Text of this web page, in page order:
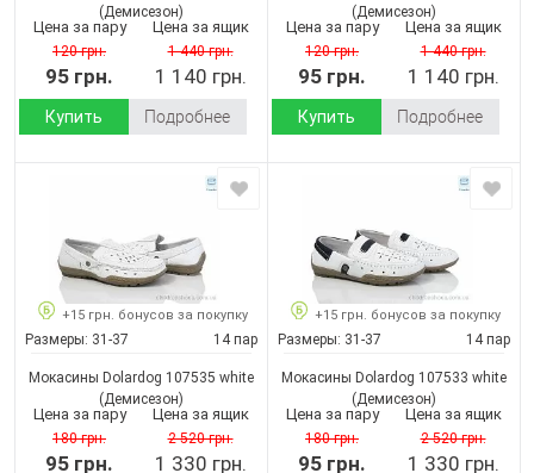
(Демисезон)
Цена за пару
120 грн.
95 грн.
Цена за ящик
1 440 грн.
1 140 грн.
Купить Подробнее
(Демисезон)
Цена за пару
120 грн.
95 грн.
Цена за ящик
1 440 грн.
1 140 грн.
Купить Подробнее
+15 грн. бонусов за покупку
Размеры: 31-37 14 пар
Мокасины Dolardog 107535 white
(Демисезон)
Цена за пару
180 грн.
95 грн.
Цена за ящик
2 520 грн.
1 330 грн.
+15 грн. бонусов за покупку
Размеры: 31-37 14 пар
Мокасины Dolardog 107533 white
(Демисезон)
Цена за пару
180 грн.
95 грн.
Цена за ящик
2 520 грн.
1 330 грн.